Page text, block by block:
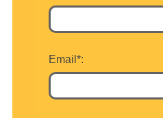
Email*: